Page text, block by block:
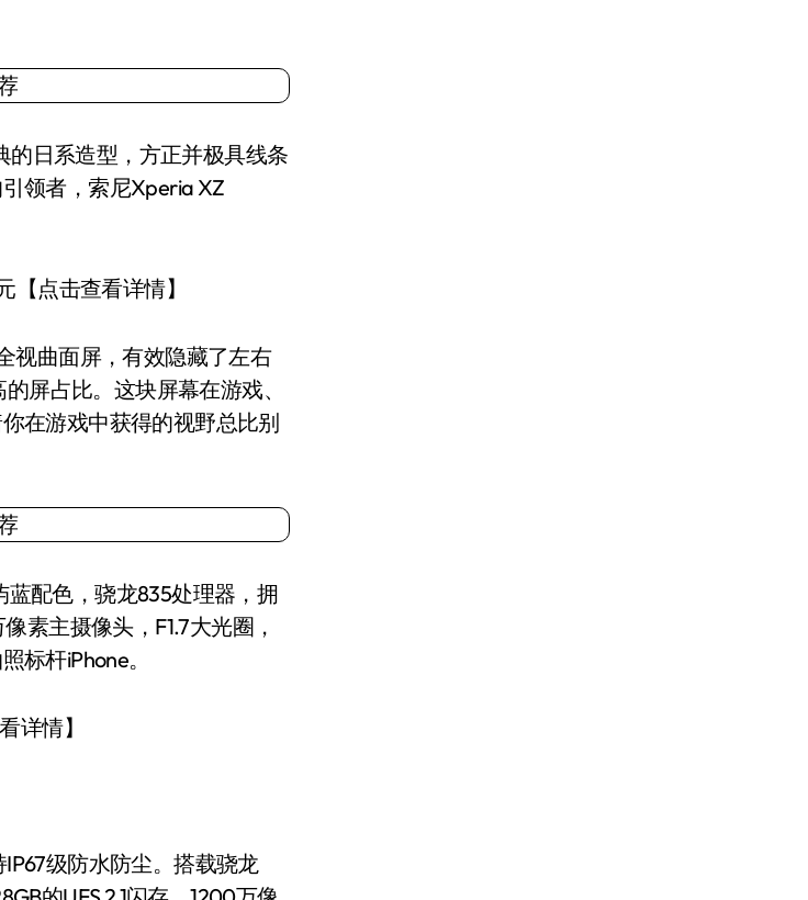
日系造型，方正并极具线条
领者，索尼Xperia XZ
点击查看详情】
曲面屏，有效隐藏了左右
屏占比。这块屏幕在游戏、
在游戏中获得的视野总比别
配色，骁龙835处理器，拥
素主摄像头，F1.7大光圈，
标杆iPhone。
详情】
级防水防尘。搭载骁龙